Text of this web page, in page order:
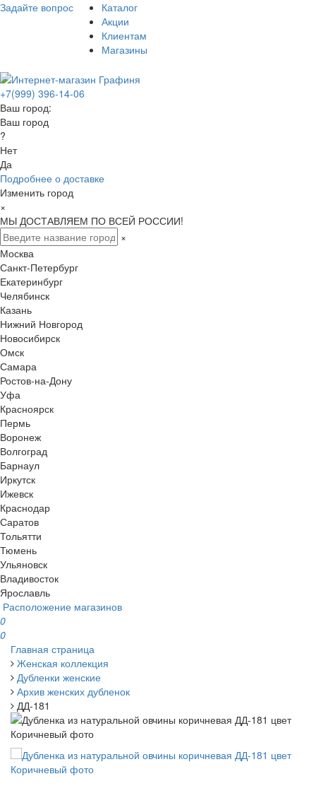
Задайте вопрос
Каталог
Акции
Клиентам
Магазины
+7(999) 396-14-06
Ваш город:
Ваш город
?
Нет
Да
Подробнее о доставке
Изменить город
×
МЫ ДОСТАВЛЯЕМ ПО ВСЕЙ РОССИИ!
×
Москва
Санкт-Петербург
Екатеринбург
Челябинск
Казань
Нижний Новгород
Новосибирск
Омск
Самара
Ростов-на-Дону
Уфа
Красноярск
Пермь
Воронеж
Волгоград
Барнаул
Иркутск
Ижевск
Краснодар
Саратов
Тольятти
Тюмень
Ульяновск
Владивосток
Ярославль
Расположение магазинов
0
0
Главная страница
Женская коллекция
Дубленки женские
Архив женских дубленок
ДД-181